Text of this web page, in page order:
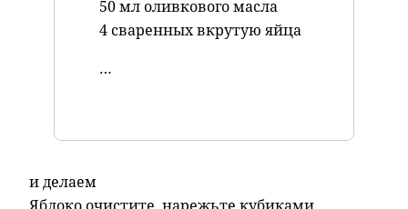
50 мл оливкового масла
4 сваренных вкрутую яйца
…
и делаем